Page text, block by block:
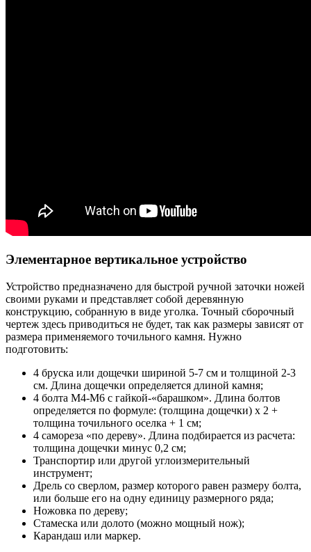
Элементарное вертикальное устройство
Устройство предназначено для быстрой ручной заточки ножей
своими руками и представляет собой деревянную
конструкцию, собранную в виде уголка. Точный сборочный
чертеж здесь приводиться не будет, так как размеры зависят от
размера применяемого точильного камня. Нужно
подготовить:
4 бруска или дощечки шириной 5-7 см и толщиной 2-3
см. Длина дощечки определяется длиной камня;
4 болта М4-М6 с гайкой-«барашком». Длина болтов
определяется по формуле: (толщина дощечки) х 2 +
толщина точильного оселка + 1 см;
4 самореза «по дереву». Длина подбирается из расчета:
толщина дощечки минус 0,2 см;
Транспортир или другой углоизмерительный
инструмент;
Дрель со сверлом, размер которого равен размеру болта,
или больше его на одну единицу размерного ряда;
Ножовка по дереву;
Стамеска или долото (можно мощный нож);
Карандаш или маркер.